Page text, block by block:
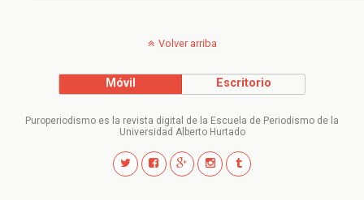
Volver arriba
Móvil Escritorio
Puroperiodismo es la revista digital de la Escuela de Periodismo de la
Universidad Alberto Hurtado